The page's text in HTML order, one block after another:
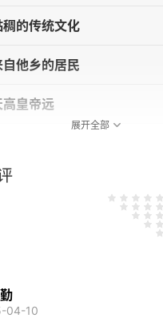
的传统文化
他乡的居民
皇帝远
之母的宠儿
的利润
答腊异世界
展开全部
04-10